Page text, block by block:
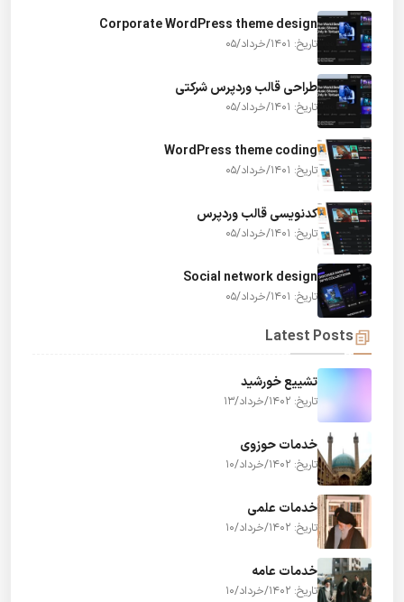
Corporate WordPress theme design
تاریخ: 1401/خرداد/05
طراحی قالب وردپرس شرکتی
تاریخ: 1401/خرداد/05
WordPress theme coding
تاریخ: 1401/خرداد/05
کدنویسی قالب وردپرس
تاریخ: 1401/خرداد/05
Social network design
تاریخ: 1401/خرداد/05
Latest Posts
تشییع خورشید
تاریخ: 1402/خرداد/13
خدمات حوزوی
تاریخ: 1402/خرداد/10
خدمات علمی
تاریخ: 1402/خرداد/10
خدمات عامه
تاریخ: 1402/خرداد/10